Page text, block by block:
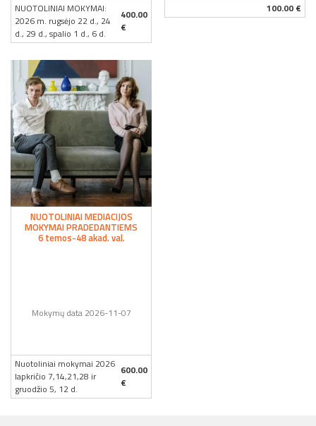
NUOTOLINIAI MOKYMAI:
2026 m. rugsėjo 22 d., 24
d., 29 d., spalio 1 d., 6 d.
400.00
€
100.00 €
NUOTOLINIAI MEDIACIJOS
MOKYMAI PRADEDANTIEMS
6 temos-48 akad. val.
Mokymų data 2026-11-07
Nuotoliniai mokymai 2026
lapkričio 7,14,21,28 ir
gruodžio 5, 12 d.
600.00
€